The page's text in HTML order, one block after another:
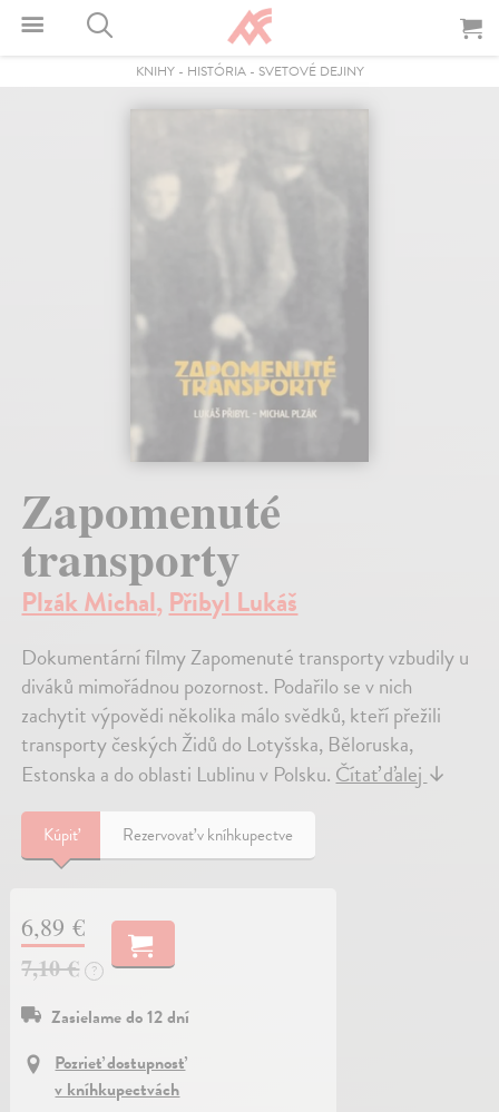
KNIHY- HISTÓRIA- SVETOVÉ DEJINY
Zapomenuté
transporty
Plzák Michal,Přibyl Lukáš
Dokumentární filmy Zapomenuté transporty vzbudily u
diváků mimořádnou pozornost. Podařilo se v nich
zachytit výpovědi několika málo svědků, kteří přežili
transporty českých Židů do Lotyšska, Běloruska,
Estonska a do oblasti Lublinu v Polsku.Čítať ďalej↓
Kúpiť Rezervovať v kníhkupectve
6,89 €
7,10 €
?
Zasielame do 12 dní
Pozrieť dostupnosť
v kníhkupectvách